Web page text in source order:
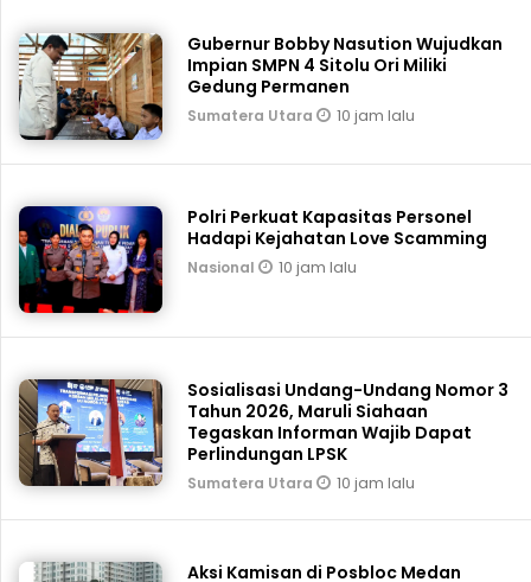
Gubernur Bobby Nasution Wujudkan
Impian SMPN 4 Sitolu Ori Miliki
Gedung Permanen
Sumatera Utara 10 jam lalu
Polri Perkuat Kapasitas Personel
Hadapi Kejahatan Love Scamming
Nasional 10 jam lalu
Sosialisasi Undang-Undang Nomor 3
Tahun 2026, Maruli Siahaan
Tegaskan Informan Wajib Dapat
Perlindungan LPSK
Sumatera Utara 10 jam lalu
Aksi Kamisan di Posbloc Medan